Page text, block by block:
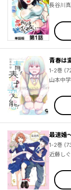
青春は
1-2巻
山本中学
最速婚
1-2巻